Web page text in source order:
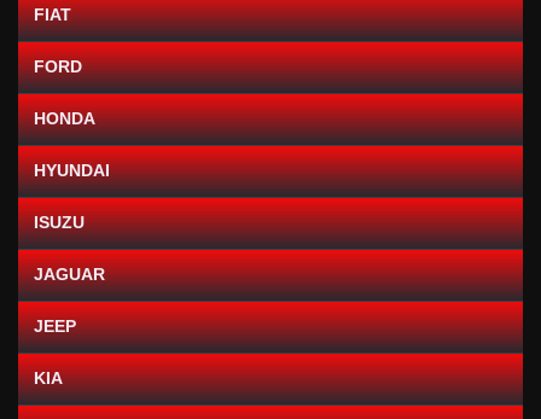
FIAT
FORD
HONDA
HYUNDAI
ISUZU
JAGUAR
JEEP
KIA